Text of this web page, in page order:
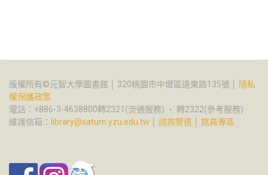
版權所有©元智大學圖書館 │ 320桃園市中壢區遠東路135號 │
隱私
權保護政策
電話：+886-3-4638800轉2321(流通服務) ‧ 轉2322(參考服務)
維護信箱： library@saturn.yzu.edu.tw 諮詢管道 館員專區